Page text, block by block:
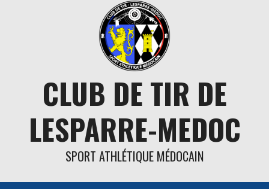
CLUB DE TIR DE
LESPARRE-MEDOC
SPORT ATHLÉTIQUE MÉDOCAIN